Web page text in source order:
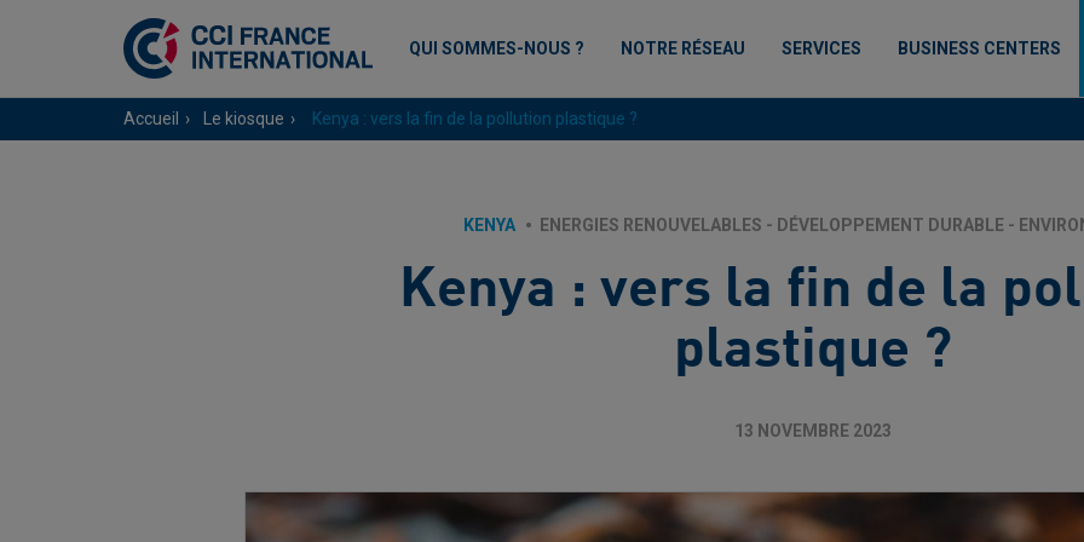
QUI SOMMES-NOUS ? NOTRE RÉSEAU SERVICES BUSINESS CENTERS
Accueil Le kiosque Kenya : vers la fin de la pollution plastique ?
KENYA ENERGIES RENOUVELABLES - DÉVELOPPEMENT DURABLE -
Kenya : vers la fin de la
plastique ?
13 NOVEMBRE 2023